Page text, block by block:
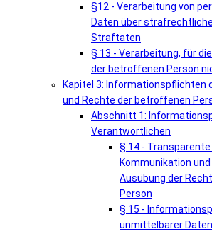
§12 - Verarbeitung von
Daten über
Straftaten
§ 13 - Verarbeitung, für
der betroffenen Person
Kapitel 3: Informationspflichten
und Rechte der betroffenen
Abschnitt 1:
Verantwortlichen
§ 14 -
Kommunikation
Ausübung der
Person
§ 15 -
unmittelbarer